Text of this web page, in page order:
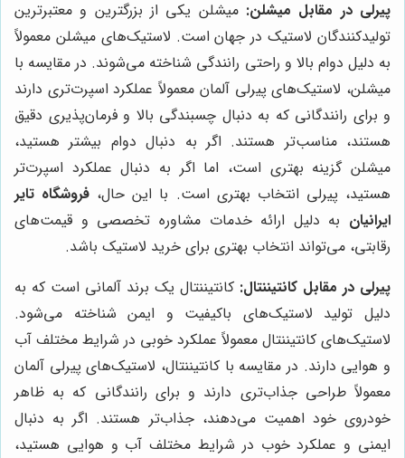
پیرلی در مقابل میشلن: میشلن یکی از بزرگترین و معتبرترین
تولیدکنندگان لاستیک در جهان است. لاستیک‌های میشلن معمولاً
به دلیل دوام بالا و راحتی رانندگی شناخته می‌شوند. در مقایسه با
میشلن، لاستیک‌های پیرلی آلمان معمولاً عملکرد اسپرت‌تری دارند
و برای رانندگانی که به دنبال چسبندگی بالا و فرمان‌پذیری دقیق
هستند، مناسب‌تر هستند. اگر به دنبال دوام بیشتر هستید،
میشلن گزینه بهتری است، اما اگر به دنبال عملکرد اسپرت‌تر
هستید، پیرلی انتخاب بهتری است. با این حال، فروشگاه تایر
ایرانیان به دلیل ارائه خدمات مشاوره تخصصی و قیمت‌های
رقابتی، می‌تواند انتخاب بهتری برای خرید لاستیک باشد.
پیرلی در مقابل کانتیننتال: کانتیننتال یک برند آلمانی است که به
دلیل تولید لاستیک‌های باکیفیت و ایمن شناخته می‌شود.
لاستیک‌های کانتیننتال معمولاً عملکرد خوبی در شرایط مختلف آب
و هوایی دارند. در مقایسه با کانتیننتال، لاستیک‌های پیرلی آلمان
معمولاً طراحی جذاب‌تری دارند و برای رانندگانی که به ظاهر
خودروی خود اهمیت می‌دهند، جذاب‌تر هستند. اگر به دنبال
ایمنی و عملکرد خوب در شرایط مختلف آب و هوایی هستید،